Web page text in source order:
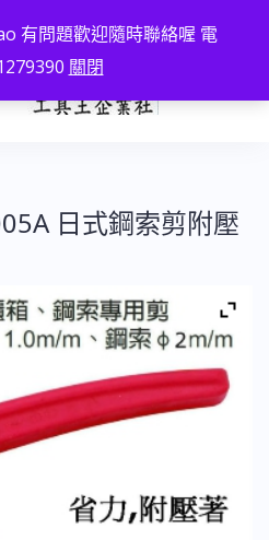
日式鋼索剪附壓
有問題歡迎隨時聯絡喔 電
關閉